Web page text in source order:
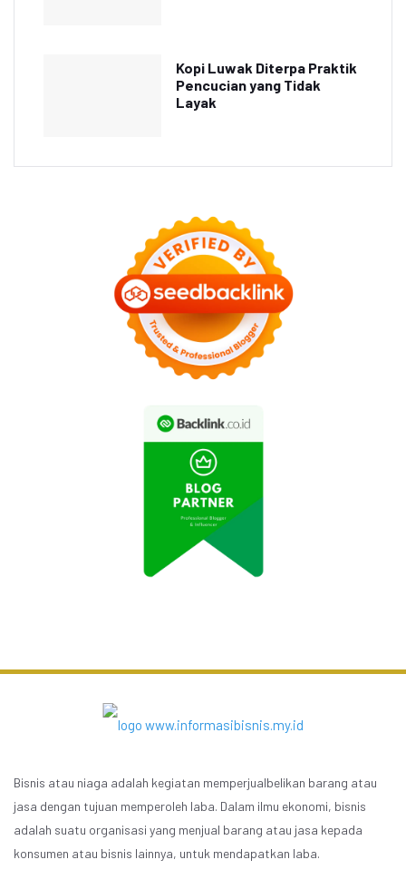
Kopi Luwak Diterpa Praktik
Pencucian yang Tidak
Layak
Bisnis atau niaga adalah kegiatan memperjualbelikan barang atau
jasa dengan tujuan memperoleh laba. Dalam ilmu ekonomi, bisnis
adalah suatu organisasi yang menjual barang atau jasa kepada
konsumen atau bisnis lainnya, untuk mendapatkan laba.